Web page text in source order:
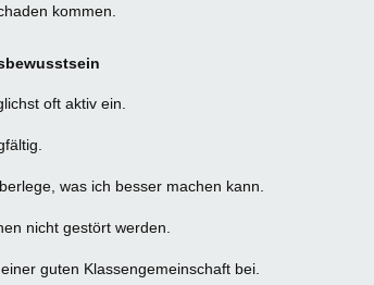
kommen.
oft aktiv ein.
was ich besser machen kann.
nicht gestört werden.
guten Klassengemeinschaft bei.